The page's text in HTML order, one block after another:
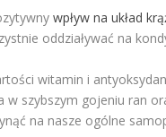
wpływ na układ
oddziaływać na
witamin i
w szybszym gojeniu ran
na nasze ogólne